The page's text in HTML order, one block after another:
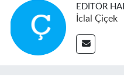
EDITÖR
İclal Çiçek